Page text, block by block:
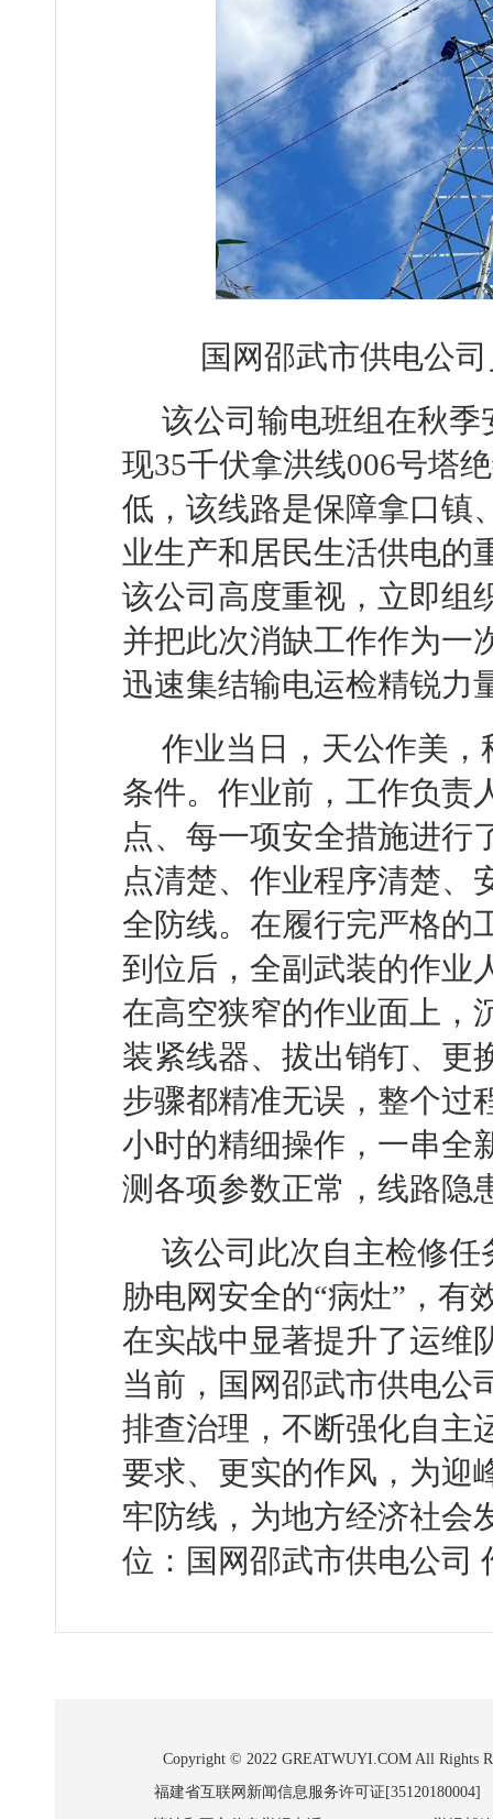
国网邵武市供电公
该公司输电班组在秋
现35千伏拿洪线006号塔
低，该线路是保障拿口镇
业生产和居民生活供电的
该公司高度重视，立即组
并把此次消缺工作作为一
迅速集结输电运检精锐力
作业当日，天公作美
条件。作业前，工作负责
点、每一项安全措施进行
点清楚、作业程序清楚、
全防线。在履行完严格的
到位后，全副武装的作业
在高空狭窄的作业面上，
装紧线器、拔出销钉、
步骤都精准无误，整个过
小时的精细操作，一串全
测各项参数正常，线路隐
该公司此次自主检修
胁电网安全的“病灶”，有
在实战中显著提升了运维
当前，国网邵武市供电公
排查治理，不断强化自主
要求、更实的作风，为迎
牢防线，为地方经济社会
位：国网邵武市供电公司
Copyright © 2022 GREATWUYI.COM All Rights
福建省互联网新闻信息服务许可证